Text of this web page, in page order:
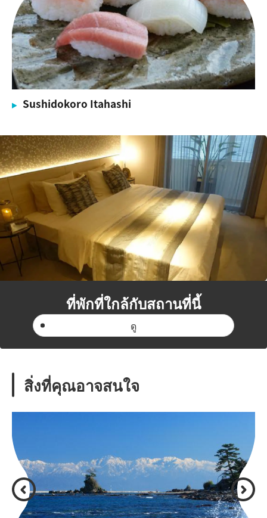
Sushidokoro Itahashi
ที่พักที่ใกล้กับสถานที่นี้
ดู
สิ่งที่คุณอาจสนใจ